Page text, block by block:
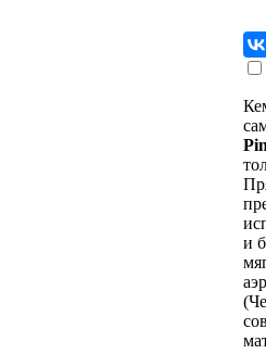
и